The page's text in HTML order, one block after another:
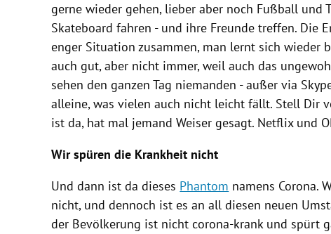
gerne wieder gehen, lieber aber noch Fußball und
Skateboard fahren - und ihre Freunde treffen. Die
enger Situation zusammen, man lernt sich wieder
auch gut, aber nicht immer, weil auch das
sehen den ganzen Tag niemanden - außer via
alleine, was vielen auch nicht leicht fällt. Stell Dir
ist da, hat mal jemand Weiser gesagt. Netflixund
Wir spüren die Krankheit nicht
Und dann ist da dieses Phantom namens Corona.
nicht, und dennoch ist es an all diesen neuen
der Bevölkerung ist nicht corona-krank und spürt